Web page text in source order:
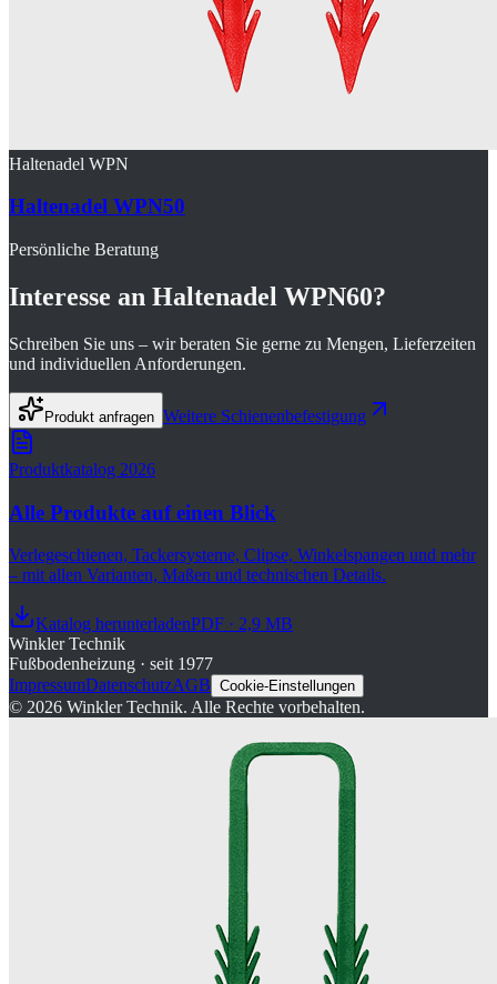
Haltenadel WPN
Haltenadel WPN50
Persönliche Beratung
Interesse an Haltenadel WPN60?
Schreiben Sie uns – wir beraten Sie gerne zu Mengen, Lieferzeiten
und individuellen Anforderungen.
Produkt anfragen Weitere Schienenbefestigung
Produktkatalog 2026
Alle Produkte auf einen Blick
Verlegeschienen, Tackersysteme, Clipse, Winkelspangen und mehr
– mit allen Varianten, Maßen und technischen Details.
Katalog herunterladenPDF · 2,9 MB
Winkler Technik
Fußbodenheizung · seit 1977
ImpressumDatenschutzAGB Cookie-Einstellungen
© 2026 Winkler Technik. Alle Rechte vorbehalten.